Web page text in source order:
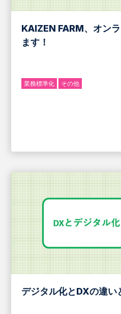
KAIZEN FARM、オン
ます！
業務標準化 その他
デジタル化とDXの違い